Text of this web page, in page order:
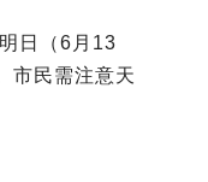
日（6月13
市民需注意天